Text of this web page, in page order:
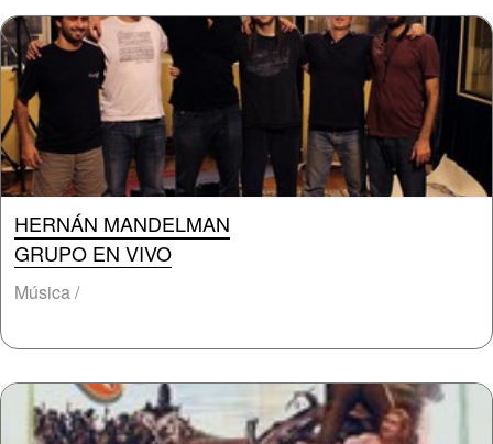
HERNÁN MANDELMAN
GRUPO EN VIVO
Música /